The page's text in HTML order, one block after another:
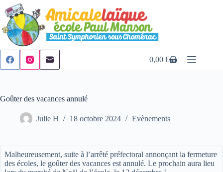
Passer
au
contenu
Panier
0,00€
Goûter des vacances annulé
Julie H 18 octobre 2024 Evènements
Malheureusement, suite à l’arrêté préfectoral annonçant la fermeture
des écoles, le goûter des vacances est annulé. Le prochain aura lieu